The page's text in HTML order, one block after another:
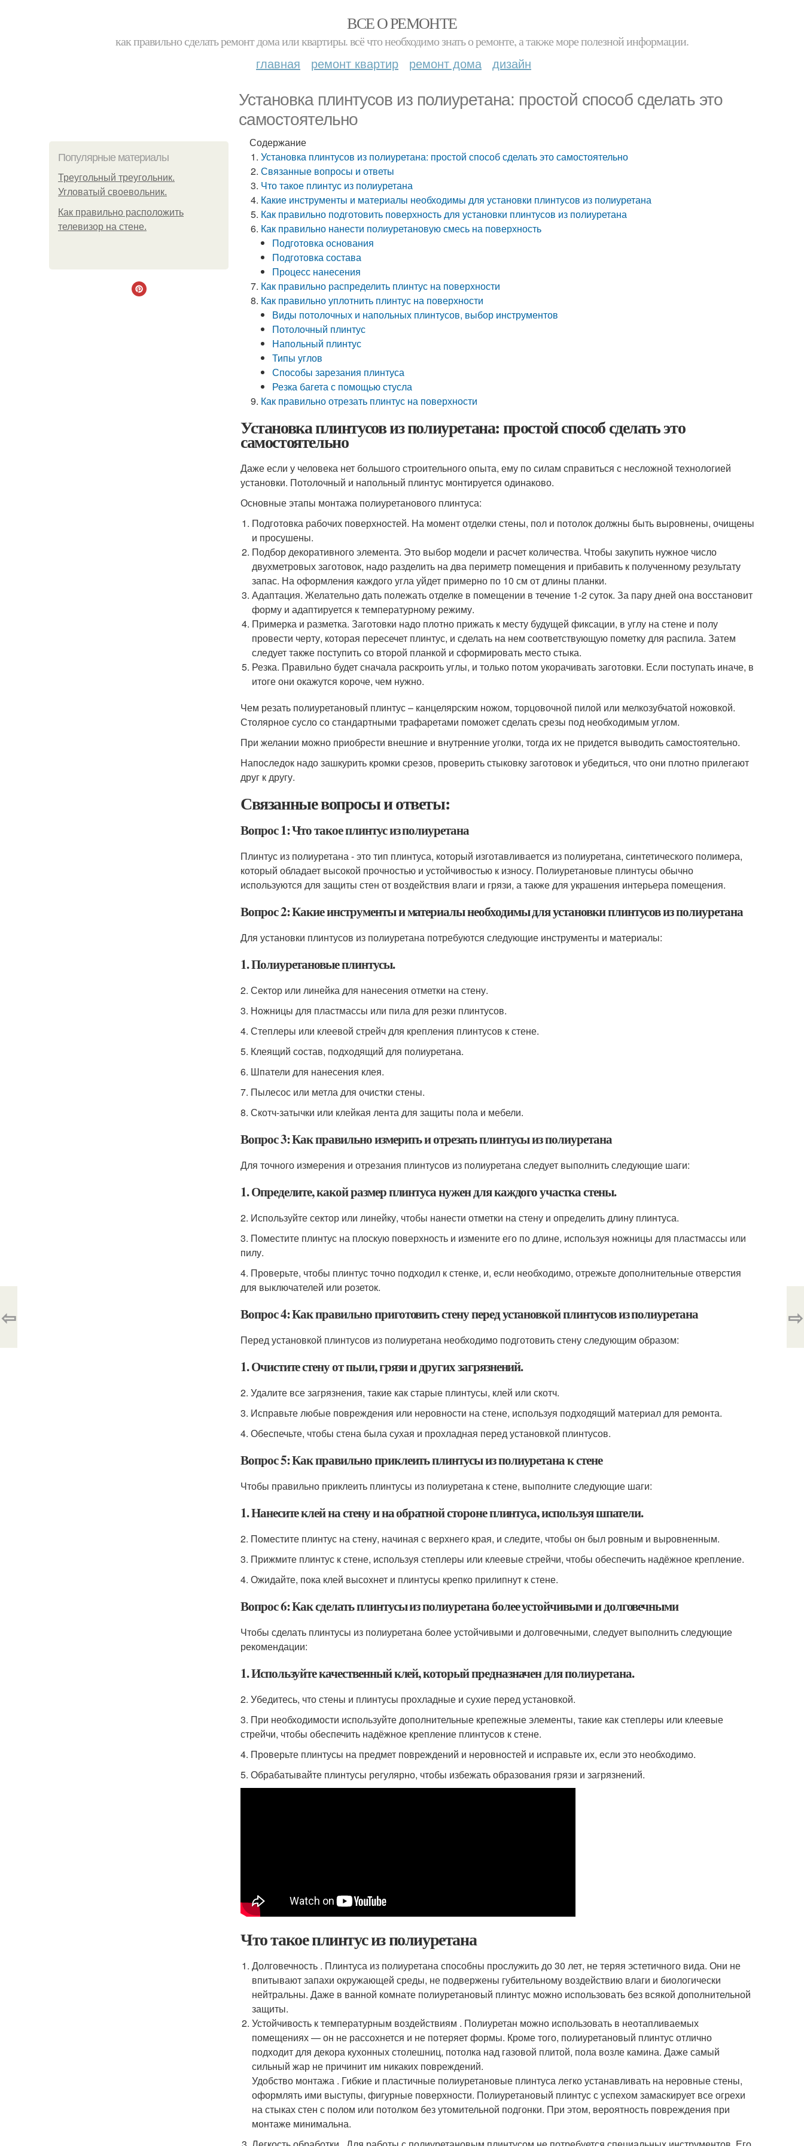
ВСЕ О РЕМОНТЕ
как правильно сделать ремонт дома или квартиры. всё что необходимо знать о ремонте, а также море полезной информации.
главная ремонт квартир ремонт дома дизайн
Установка плинтусов из полиуретана: простой способ сделать это
самостоятельно
Популярные материалы
Треугольный треугольник.
Угловатый своевольник.
Как правильно расположить
телевизор на стене.
Содержание
Установка плинтусов из полиуретана: простой способ сделать это самостоятельно
Связанные вопросы и ответы
Что такое плинтус из полиуретана
Какие инструменты и материалы необходимы для установки плинтусов из полиуретана
Как правильно подготовить поверхность для установки плинтусов из полиуретана
Как правильно нанести полиуретановую смесь на поверхность
Подготовка основания
Подготовка состава
Процесс нанесения
Как правильно распределить плинтус на поверхности
Как правильно уплотнить плинтус на поверхности
Виды потолочных и напольных плинтусов, выбор инструментов
Потолочный плинтус
Напольный плинтус
Типы углов
Способы зарезания плинтуса
Резка багета с помощью стусла
Как правильно отрезать плинтус на поверхности
Установка плинтусов из полиуретана: простой способ сделать это
самостоятельно
Даже если у человека нет большого строительного опыта, ему по силам справиться с несложной технологией
установки. Потолочный и напольный плинтус монтируется одинаково.
Основные этапы монтажа полиуретанового плинтуса:
Подготовка рабочих поверхностей. На момент отделки стены, пол и потолок должны быть выровнены, очищены
и просушены.
Подбор декоративного элемента. Это выбор модели и расчет количества. Чтобы закупить нужное число
двухметровых заготовок, надо разделить на два периметр помещения и прибавить к полученному результату
запас. На оформления каждого угла уйдет примерно по 10 см от длины планки.
Адаптация. Желательно дать полежать отделке в помещении в течение 1-2 суток. За пару дней она восстановит
форму и адаптируется к температурному режиму.
Примерка и разметка. Заготовки надо плотно прижать к месту будущей фиксации, в углу на стене и полу
провести черту, которая пересечет плинтус, и сделать на нем соответствующую пометку для распила. Затем
следует также поступить со второй планкой и сформировать место стыка.
Резка. Правильно будет сначала раскроить углы, и только потом укорачивать заготовки. Если поступать иначе, в
итоге они окажутся короче, чем нужно.
Чем резать полиуретановый плинтус – канцелярским ножом, торцовочной пилой или мелкозубчатой ножовкой.
Столярное сусло со стандартными трафаретами поможет сделать срезы под необходимым углом.
При желании можно приобрести внешние и внутренние уголки, тогда их не придется выводить самостоятельно.
Напоследок надо зашкурить кромки срезов, проверить стыковку заготовок и убедиться, что они плотно прилегают
друг к другу.
Связанные вопросы и ответы:
Вопрос 1: Что такое плинтус из полиуретана
Плинтус из полиуретана - это тип плинтуса, который изготавливается из полиуретана, синтетического полимера,
который обладает высокой прочностью и устойчивостью к износу. Полиуретановые плинтусы обычно
используются для защиты стен от воздействия влаги и грязи, а также для украшения интерьера помещения.
Вопрос 2: Какие инструменты и материалы необходимы для установки плинтусов из полиуретана
Для установки плинтусов из полиуретана потребуются следующие инструменты и материалы:
1. Полиуретановые плинтусы.
2. Сектор или линейка для нанесения отметки на стену.
3. Ножницы для пластмассы или пила для резки плинтусов.
4. Степлеры или клеевой стрейч для крепления плинтусов к стене.
5. Клеящий состав, подходящий для полиуретана.
6. Шпатели для нанесения клея.
7. Пылесос или метла для очистки стены.
8. Скотч-затычки или клейкая лента для защиты пола и мебели.
Вопрос 3: Как правильно измерить и отрезать плинтусы из полиуретана
Для точного измерения и отрезания плинтусов из полиуретана следует выполнить следующие шаги:
1. Определите, какой размер плинтуса нужен для каждого участка стены.
2. Используйте сектор или линейку, чтобы нанести отметки на стену и определить длину плинтуса.
3. Поместите плинтус на плоскую поверхность и измените его по длине, используя ножницы для пластмассы или
пилу.
4. Проверьте, чтобы плинтус точно подходил к стенке, и, если необходимо, отрежьте дополнительные отверстия
для выключателей или розеток.
Вопрос 4: Как правильно приготовить стену перед установкой плинтусов из полиуретана
Перед установкой плинтусов из полиуретана необходимо подготовить стену следующим образом:
1. Очистите стену от пыли, грязи и других загрязнений.
2. Удалите все загрязнения, такие как старые плинтусы, клей или скотч.
3. Исправьте любые повреждения или неровности на стене, используя подходящий материал для ремонта.
4. Обеспечьте, чтобы стена была сухая и прохладная перед установкой плинтусов.
Вопрос 5: Как правильно приклеить плинтусы из полиуретана к стене
Чтобы правильно приклеить плинтусы из полиуретана к стене, выполните следующие шаги:
1. Нанесите клей на стену и на обратной стороне плинтуса, используя шпатели.
2. Поместите плинтус на стену, начиная с верхнего края, и следите, чтобы он был ровным и выровненным.
3. Прижмите плинтус к стене, используя степлеры или клеевые стрейчи, чтобы обеспечить надёжное крепление.
4. Ожидайте, пока клей высохнет и плинтусы крепко прилипнут к стене.
Вопрос 6: Как сделать плинтусы из полиуретана более устойчивыми и долговечными
Чтобы сделать плинтусы из полиуретана более устойчивыми и долговечными, следует выполнить следующие
рекомендации:
1. Используйте качественный клей, который предназначен для полиуретана.
2. Убедитесь, что стены и плинтусы прохладные и сухие перед установкой.
3. При необходимости используйте дополнительные крепежные элементы, такие как степлеры или клеевые
стрейчи, чтобы обеспечить надёжное крепление плинтусов к стене.
4. Проверьте плинтусы на предмет повреждений и неровностей и исправьте их, если это необходимо.
5. Обрабатывайте плинтусы регулярно, чтобы избежать образования грязи и загрязнений.
Что такое плинтус из полиуретана
Долговечность . Плинтуса из полиуретана способны прослужить до 30 лет, не теряя эстетичного вида. Они не
впитывают запахи окружающей среды, не подвержены губительному воздействию влаги и биологически
нейтральны. Даже в ванной комнате полиуретановый плинтус можно использовать без всякой дополнительной
защиты.
Устойчивость к температурным воздействиям . Полиуретан можно использовать в неотапливаемых
помещениях — он не рассохнется и не потеряет формы. Кроме того, полиуретановый плинтус отлично
подходит для декора кухонных столешниц, потолка над газовой плитой, пола возле камина. Даже самый
сильный жар не причинит им никаких повреждений.
Удобство монтажа . Гибкие и пластичные полиуретановые плинтуса легко устанавливать на неровные стены,
оформлять ими выступы, фигурные поверхности. Полиуретановый плинтус с успехом замаскирует все огрехи
на стыках стен с полом или потолком без утомительной подгонки. При этом, вероятность повреждения при
монтаже минимальна.
⇦ ⇨